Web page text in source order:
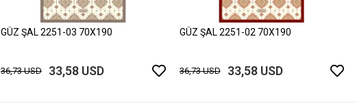
GÜZ ŞAL 2251-03 70X190
36,73 USD 33,58 USD
GÜZ ŞAL 2251-02 70X190
36,73 USD 33,58 USD